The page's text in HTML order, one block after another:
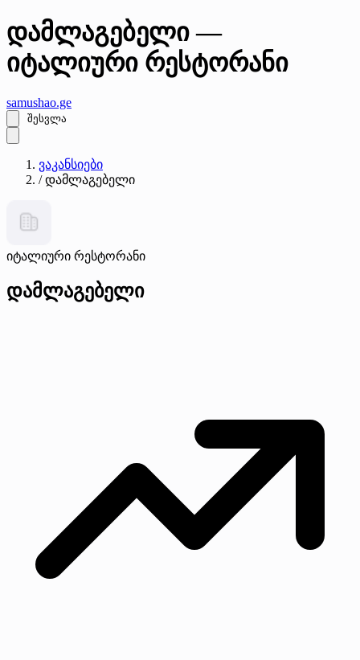
დამლაგებელი —
იტალიური რესტორანი
samushao.ge
შესვლა
ვაკანსიები
/ დამლაგებელი
იტალიური რესტორანი
დამლაგებელი